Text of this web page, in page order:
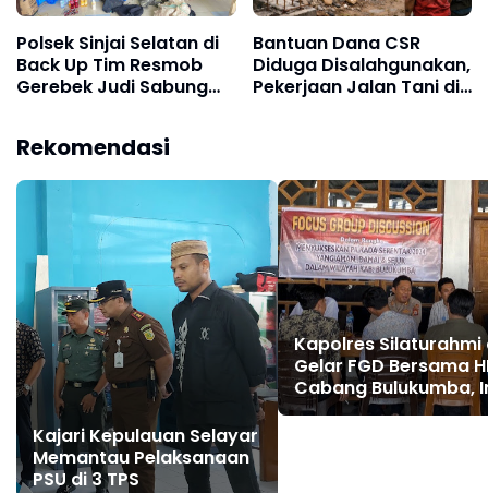
Polsek Sinjai Selatan di
Back Up Tim Resmob
Gerebek Judi Sabung
Bantuan Dana CSR
Diduga Disalahgunakan,
Pekerjaan Jalan Tani di
Rekomendasi
Kajari Kepulauan Selayar
Memantau Pelaksanaan
PSU di 3 TPS
Kapolres Silaturahmi
Gelar FGD Bersama
Cabang Bulukumba,
Yang Dibahas